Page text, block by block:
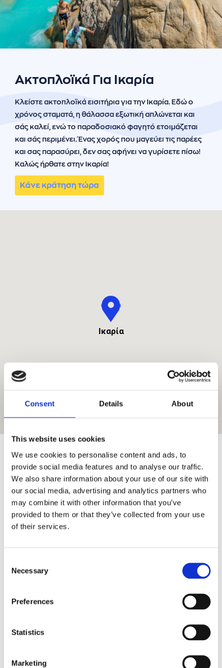
Consent Details About
This website uses cookies
We use cookies to personalise content and ads, to
provide social media features and to analyse our traffic.
We also share information about your use of our site with
our social media, advertising and analytics partners who
may combine it with other information that you’ve
provided to them or that they’ve collected from your use
of their services.
Selection
Necessary
Preferences
Statistics
Marketing
απορρήτου
Cookies
Ακτοπλοϊκά Για Ικαρία
Κλείστε ακτοπλοϊκά εισιτήρια για την Ικαρία. Εδώ ο
χρόνος σταματά, η θάλασσα εξωτική απλώνεται και
σάς καλεί, ενώ το παραδοσιακό φαγητό ετοιμάζεται
και σάς περιμένει. Ένας χορός που μαγεύει τις παρέες
και σας παρασύρει, δεν σας αφήνει να γυρίσετε πίσω!
Καλώς ήρθατε στην Ικαρία!
Κάνε κράτηση τώρα
Ικαρία
Ικαρία Αξιοθέατα - Τι να δω στην
Ικαρία
Στην Ικαρία οι διακοπές είναι πραγματικά
σαν να τις πήρε η θάλασσα! Ο χρόνος δεν υπάρχει
πείσουν να μπείτε κι εσείς στο χορό!
Μία από τις διασημότερες ελληνικές παραλίες με
λευκά βότσαλα και τα τιρκουάζ νερά θα σας
Προτείνουμε να βρεθείτε νωρίς το πρωί, για να